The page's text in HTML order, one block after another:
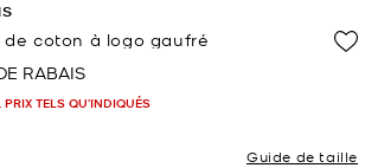
coton à logo gaufré
RABAIS
TELS QU'INDIQUÉS
Guide de taille